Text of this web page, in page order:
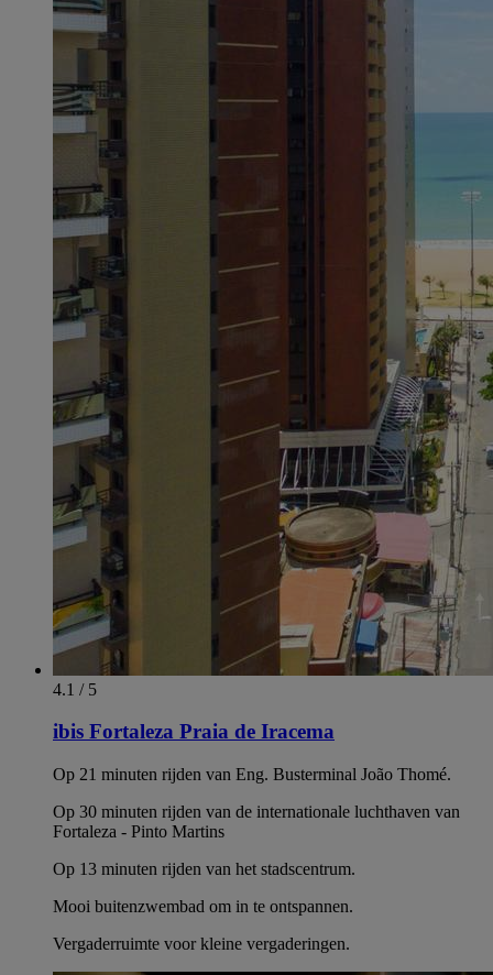
4.1 / 5
ibis Fortaleza Praia de Iracema
Op 21 minuten rijden van Eng. Busterminal João Thomé.
Op 30 minuten rijden van de internationale luchthaven van
Fortaleza - Pinto Martins
Op 13 minuten rijden van het stadscentrum.
Mooi buitenzwembad om in te ontspannen.
Vergaderruimte voor kleine vergaderingen.